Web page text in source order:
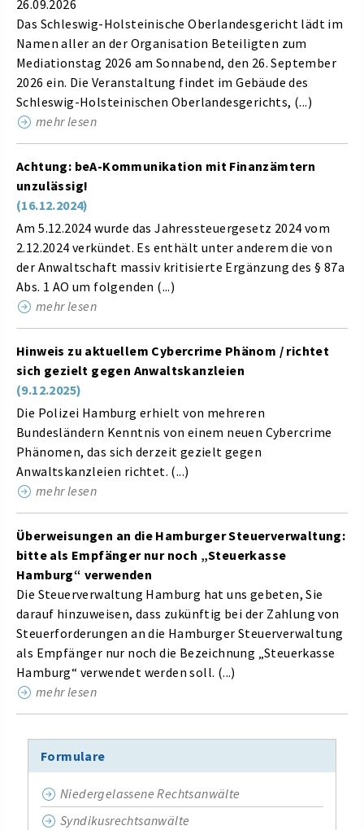
26.09.2026
Das Schleswig-Holsteinische Oberlandesgericht lädt im
Namen aller an der Organisation Beteiligten zum
Mediationstag 2026 am Sonnabend, den 26. September
2026 ein. Die Veranstaltung findet im Gebäude des
Schleswig-Holsteinischen Oberlandesgerichts, (...)
mehr lesen
Achtung: beA-Kommunikation mit Finanzämtern
unzulässig!
(16.12.2024)
Am 5.12.2024 wurde das Jahressteuergesetz 2024 vom
2.12.2024 verkündet. Es enthält unter anderem die von
der Anwaltschaft massiv kritisierte Ergänzung des § 87a
Abs. 1 AO um folgenden (...)
mehr lesen
Hinweis zu aktuellem Cybercrime Phänom / richtet
sich gezielt gegen Anwaltskanzleien
(9.12.2025)
Die Polizei Hamburg erhielt von mehreren
Bundesländern Kenntnis von einem neuen Cybercrime
Phänomen, das sich derzeit gezielt gegen
Anwaltskanzleien richtet. (...)
mehr lesen
Überweisungen an die Hamburger Steuerverwaltung:
bitte als Empfänger nur noch „Steuerkasse
Hamburg“ verwenden
Die Steuerverwaltung Hamburg hat uns gebeten, Sie
darauf hinzuweisen, dass zukünftig bei der Zahlung von
Steuerforderungen an die Hamburger Steuerverwaltung
als Empfänger nur noch die Bezeichnung „Steuerkasse
Hamburg“ verwendet werden soll. (...)
mehr lesen
Formulare
Niedergelassene Rechtsanwälte
Syndikusrechtsanwälte